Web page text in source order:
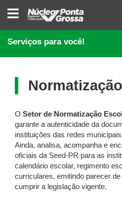
NÚCLEO
REGIONAL
EDUCAÇÃO
DE
PONTA
Serviços para você!
O Setor de Normatização
garante a autenticidade da
instituições das redes
Ainda, analisa, acompanha e
oficiais da Seed-PR para as
calendário escolar, regimento
curriculares, emitindo parecer
cumprir a legislação vigente.